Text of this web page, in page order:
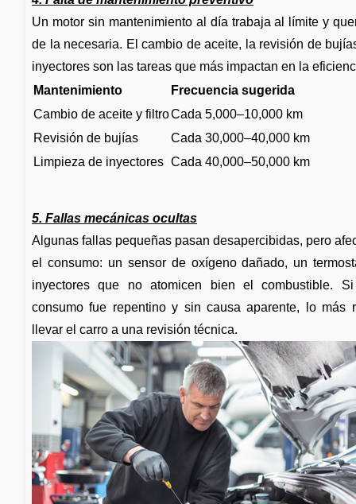
Un motor sin mantenimiento al día trabaja al límite y
de la necesaria. El cambio de aceite, la revisión de
inyectores son las tareas que más impactan en la
Mantenimiento
Frecuencia sugerida
Cambio de aceite y filtroCada 5,000–10,000 km
Revisión de bujías
Cada 30,000–40,000 km
Limpieza de inyectores Cada 40,000–50,000 km
5. Fallas mecánicas ocultas
Algunas fallas pequeñas pasan desapercibidas, pero
el consumo: un sensor de oxígeno dañado, un
inyectores que no atomicen bien el combustible.
consumo fue repentino y sin causa aparente, lo más
llevar el carro a una revisión técnica.